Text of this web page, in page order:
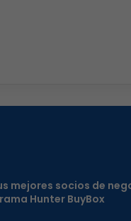
mejores socios de
Hunter BuyBox